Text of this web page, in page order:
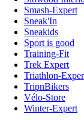
Smash-Expert
Sneak'In
Sneakids
Sport is good
Training-Fit
Trek Expert
Triathlon-
TripnBikers
Vélo-Store
Winter-Expert